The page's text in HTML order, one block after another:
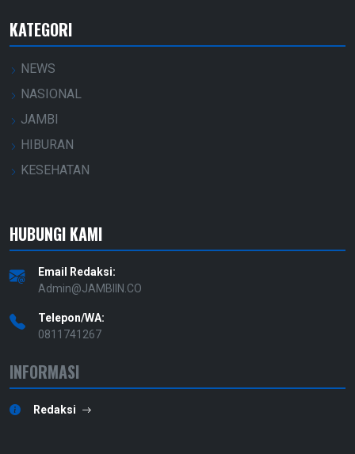
KATEGORI
NEWS
NASIONAL
JAMBI
HIBURAN
KESEHATAN
HUBUNGI KAMI
Email Redaksi:
Admin@JAMBIIN.CO
Telepon/WA:
0811741267
INFORMASI
Redaksi